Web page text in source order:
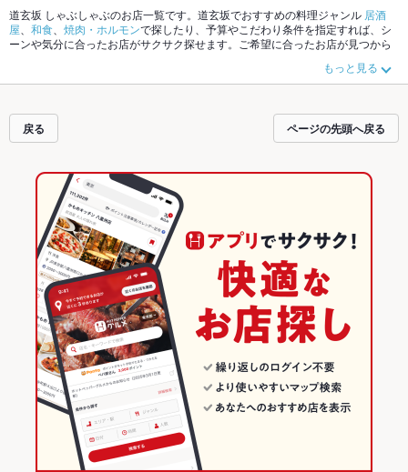
道玄坂 しゃぶしゃぶのお店一覧です。道玄坂でおすすめの料理ジャンル 居酒
屋
和食 焼肉・ホルモンで探したり、予算やこだわり条件を指定すれば、シ
ーンや気分に合ったお店がサクサク探せます。ご希望に合ったお店が見つから
みてください。ホットペッパーグルメなら、お得なクーポンはもちろん、こだ
わりメニューからあげ、お茶漬け、手羽先や季節のおすすめ料理など、お店の
えるお店も拡大中です。友達どうしの飲み会にも、会社の宴会にも、デートや
パーティーにもお得に便利にホットペッパーグルメをご利用ください。
もっと見る
戻る ページの先頭へ戻る